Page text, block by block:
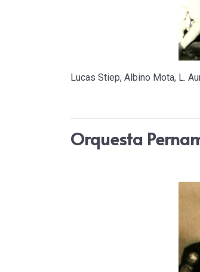
Lucas Stiep, Albino Mota, L.
Orquesta